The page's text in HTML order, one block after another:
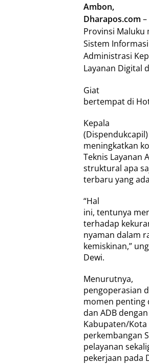
Ambon,
Dharapos.com
Provinsi Maluku
Sistem Informasi
Administrasi
Layanan Digital
Giat
bertempat di
Kepala
meningkatkan
Teknis Layanan
struktural apa
terbaru yang
“Hal
ini, tentunya
terhadap
nyaman dalam
kemiskinan,”
Dewi.
Menurutnya,
pengoperasian
momen penting
dan ADB
Kabupaten/
perkembangan
pelayanan
pekerjaan pada